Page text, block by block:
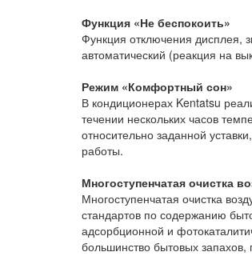
Функция «Не беспокоить»
Функция отключения дисплея,
автоматический (реакция на
Режим «Комфортный сон»
В кондиционерах Kentatsu
течении нескольких часов
относительно заданной
работы.
Многоступенчатая очистка
Многоступенчатая очистка
стандартов по содержанию
адсорбционной и
большинство бытовых